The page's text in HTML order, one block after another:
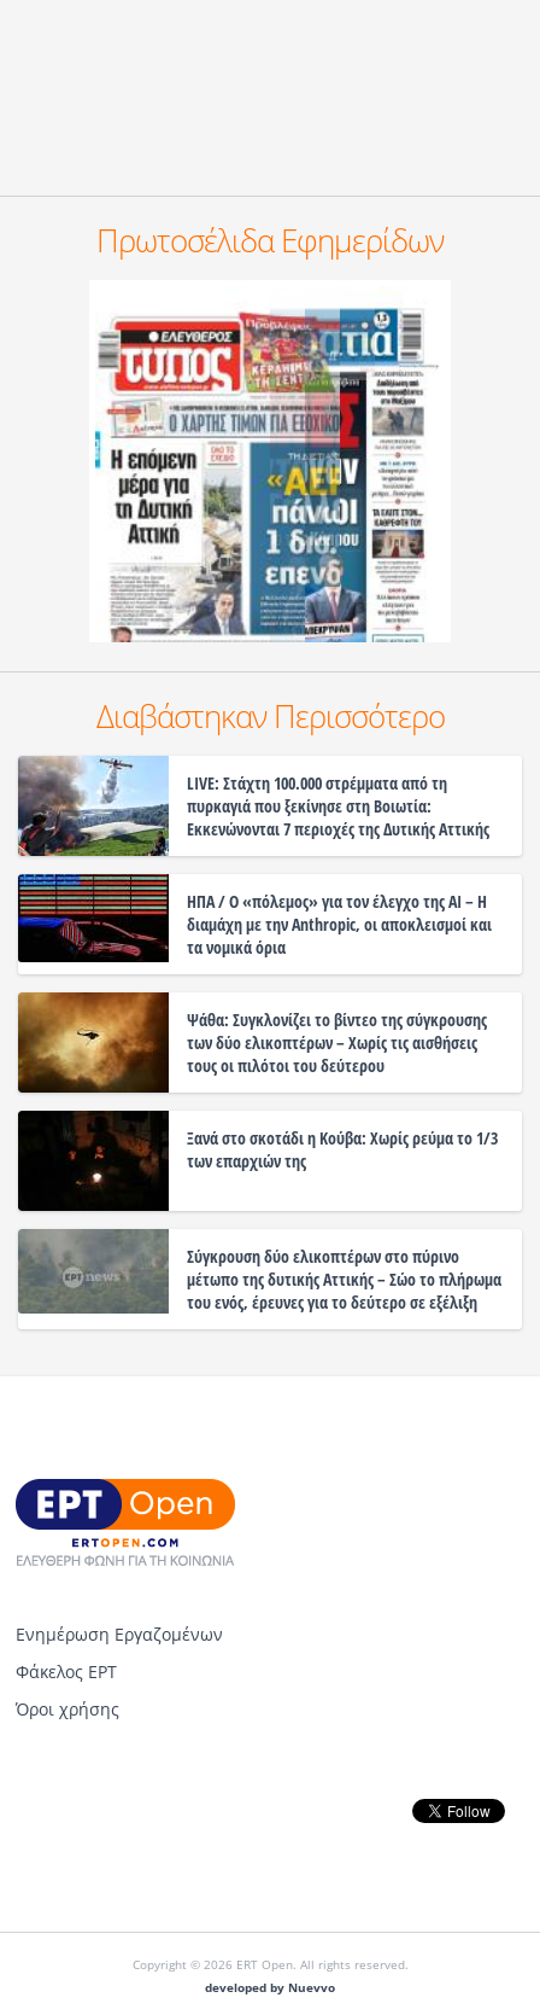
Πρωτοσέλιδα Εφημερίδων
Διαβάστηκαν Περισσότερο
LIVE: Στάχτη 100.000 στρέμματα από τη
πυρκαγιά που ξεκίνησε στη Βοιωτία:
Εκκενώνονται 7 περιοχές της Δυτικής Αττικής
ΗΠΑ / Ο «πόλεμος» για τον έλεγχο της ΑΙ – Η
διαμάχη με την Anthropic, οι αποκλεισμοί και
τα νομικά όρια
Ψάθα: Συγκλονίζει το βίντεο της σύγκρουσης
των δύο ελικοπτέρων – Χωρίς τις αισθήσεις
τους οι πιλότοι του δεύτερου
Ξανά στο σκοτάδι η Κούβα: Χωρίς ρεύμα το 1/3
των επαρχιών της
Σύγκρουση δύο ελικοπτέρων στο πύρινο
μέτωπο της δυτικής Αττικής – Σώο το πλήρωμα
του ενός, έρευνες για το δεύτερο σε εξέλιξη
Ενημέρωση Εργαζομένων
Φάκελος ΕΡΤ
Όροι χρήσης
Copyright © 2026 ERT Open. All rights reserved.
developed by Nuevvo